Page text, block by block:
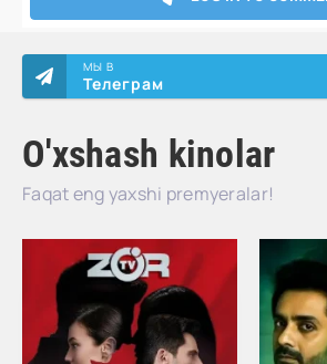
O'xshash kinolar
Faqat eng yaxshi premyeralar!
МЫ В
Телеграм